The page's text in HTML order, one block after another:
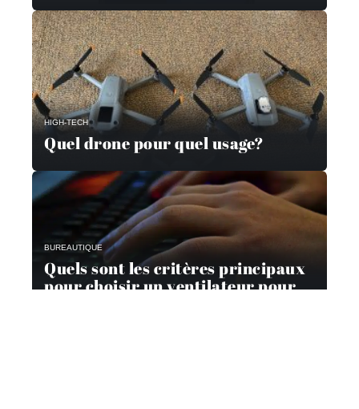
HIGH-TECH
Quel drone pour quel usage?
BUREAUTIQUE
Quels sont les critères principaux
pour choisir un ventilateur pour